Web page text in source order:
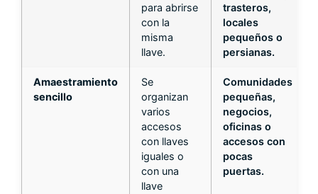
para abrirse
con la
misma
llave.
trasteros,
locales
pequeños o
persianas.
Amaestramiento
sencillo
Se
organizan
varios
accesos
con llaves
iguales o
con una
llave
Comunidades
pequeñas,
negocios,
oficinas o
accesos con
pocas
puertas.